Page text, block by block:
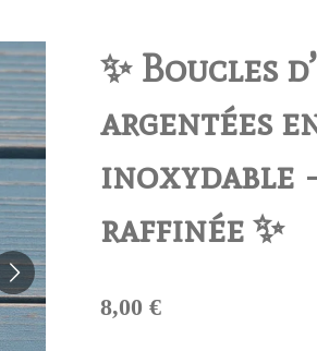
✨ Boucles
argentées
inoxydable
raffinée ✨
8,00 €